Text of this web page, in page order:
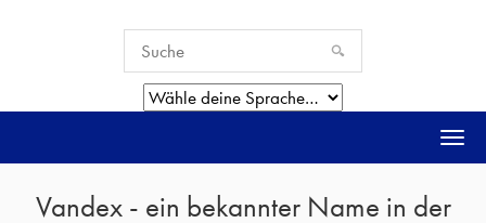
Vandex - ein bekannter Name in der